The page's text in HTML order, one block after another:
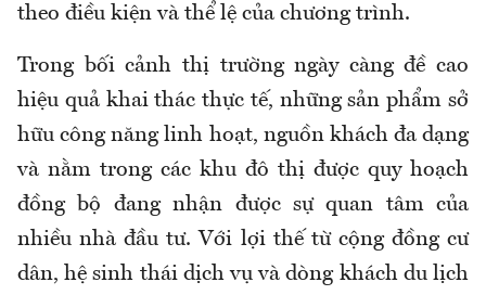
theo điều kiện và thể lệ của chương trình.
Trong bối cảnh thị trường ngày càng đề cao
hiệu quả khai thác thực tế, những sản phẩm sở
hữu công năng linh hoạt, nguồn khách đa dạng
và nằm trong các khu đô thị được quy hoạch
đồng bộ đang nhận được sự quan tâm của
nhiều nhà đầu tư. Với lợi thế từ cộng đồng cư
dân, hệ sinh thái dịch vụ và dòng khách du lịch